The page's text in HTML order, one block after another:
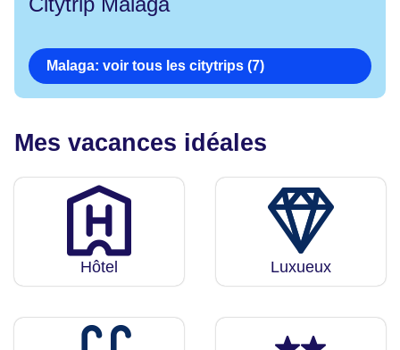
Malaga: voir tous les citytrips (7)
Mes vacances idéales
Hôtel Luxueux